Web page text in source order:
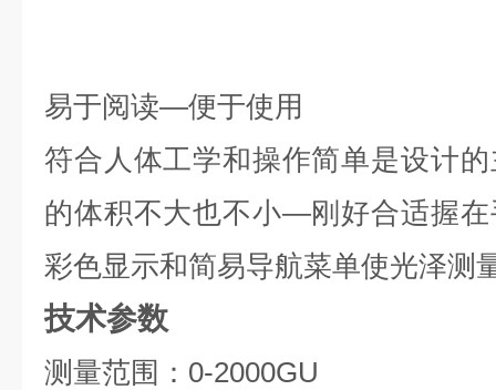
易于阅读—便于使用
符合人体工学和操作简单是设计
的体积不大也不小—刚好合适握
彩色显示和简易导航菜单使光泽测
技术参数
测量范围：0-2000GU